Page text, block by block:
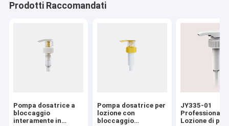
Prodotti Raccomandati
Pompa dosatrice a
bloccaggio
interamente in
Pompa dosatrice per
lozione con
bloccaggio
JY335-01
Professionale
Lozione di